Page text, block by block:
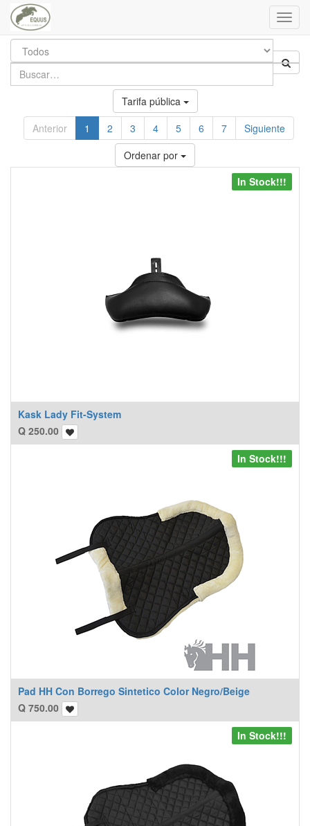
Tarifa pública
Anterior
1 2 3 4 5 6 7
Siguiente
Ordenar por
Kask Lady Fit-System
Q 250.00
In Stock!!!
Pad HH Con Borrego Sintetico Color Negro/Beige
Q 750.00
In Stock!!!
In Stock!!!